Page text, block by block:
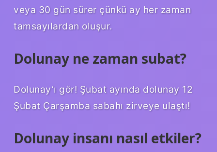
veya 30 gün sürer çünkü ay her zaman
tamsayılardan oluşur.
Dolunay ne zaman subat?
Dolunay’ı gör! Şubat ayında dolunay 12
Şubat Çarşamba sabahı zirveye ulaştı!
Dolunay insanı nasıl etkiler?